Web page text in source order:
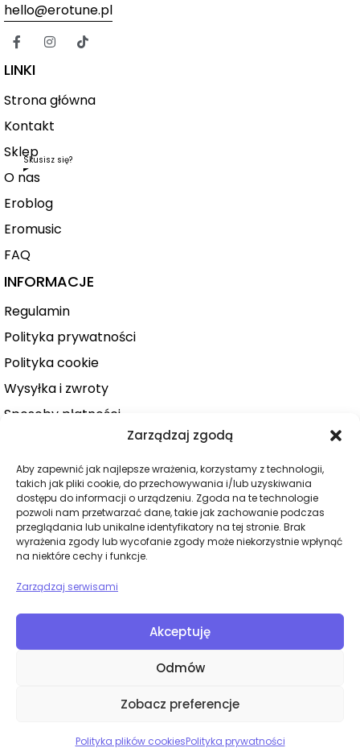
Zarządzaj zgodą
Aby zapewnić jak najlepsze wrażenia, korzystamy z technologii,
takich jak pliki cookie, do przechowywania i/lub uzyskiwania
dostępu do informacji o urządzeniu. Zgoda na te technologie
pozwoli nam przetwarzać dane, takie jak zachowanie podczas
przeglądania lub unikalne identyfikatory na tej stronie. Brak
wyrażenia zgody lub wycofanie zgody może niekorzystnie wpłynąć
na niektóre cechy i funkcje.
Zarządzaj serwisami
Akceptuję
Odmów
Zobacz preferencje
Polityka plików cookiesPolityka prywatności
hello@erotune.pl
LINKI
Strona główna
Kontakt
Sklep
O nas
Skusisz się?
Eroblog
Eromusic
FAQ
INFORMACJE
Regulamin
Polityka prywatności
Polityka cookie
Wysyłka i zwroty
Sposoby płatności
Zamówienie
KATEGORIE
Dla niej
Dla niego
BDSM
© 2026. Wszelkie prawa zastrzeżone.